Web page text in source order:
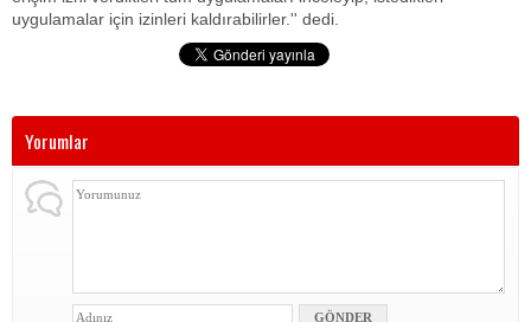
uygulamalar için izinleri kaldırabilirler.'' dedi.
Yorumlar